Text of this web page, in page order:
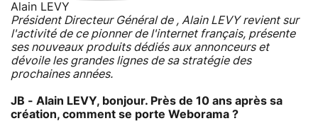
Alain LEVY
Président Directeur Général de , Alain LEVY revient sur
l'activité de ce pionner de l'internet français, présente
ses nouveaux produits dédiés aux annonceurs et
dévoile les grandes lignes de sa stratégie des
prochaines années.
JB - Alain LEVY, bonjour. Près de 10 ans après sa
création, comment se porte Weborama ?